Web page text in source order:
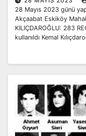
28 Mayıs 2023 günü
Akçaabat Eskiköy
KILIÇDAROĞLU: 283
kullanıldı Kemal